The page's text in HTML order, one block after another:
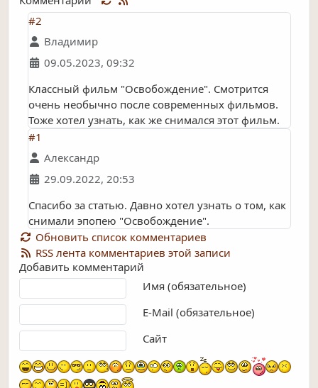
#2
Владимир
09.05.2023, 09:32
Классный фильм "Освобождение". Смотрится
очень необычно после современных фильмов.
Тоже хотел узнать, как же снимался этот фильм.
#1
Александр
29.09.2022, 20:53
Спасибо за статью. Давно хотел узнать о том, как
снимали эпопею "Освобождение".
Обновить список комментариев
RSS лента комментариев этой записи
Добавить комментарий
Имя (обязательное)
E-Mail (обязательное)
Сайт